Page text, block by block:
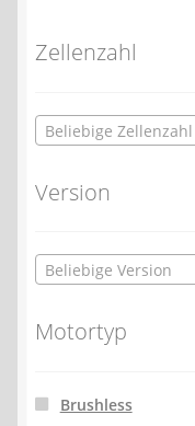
Zellenzahl
Beliebige Zellenzahl
Version
Beliebige Version
Motortyp
Brushless